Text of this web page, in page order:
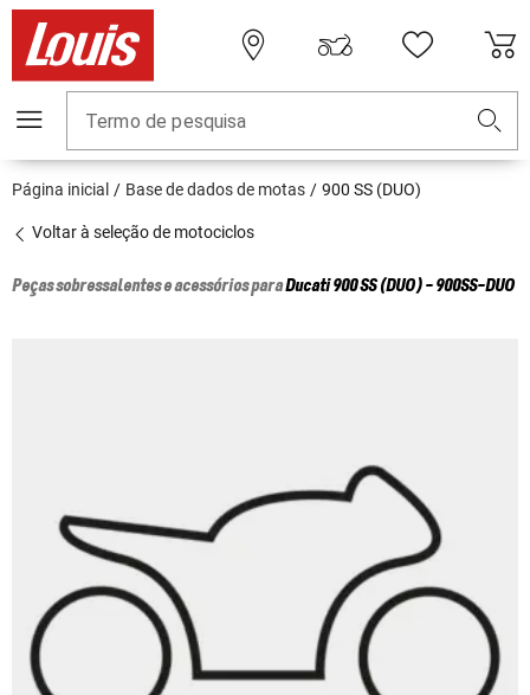
Termo de pesquisa
Página inicial Base de dados de motas 900 SS (DUO)
Voltar à seleção de motociclos
Peças sobressalentes e acessórios paraDucati900 SS (DUO) - 900SS-DUO